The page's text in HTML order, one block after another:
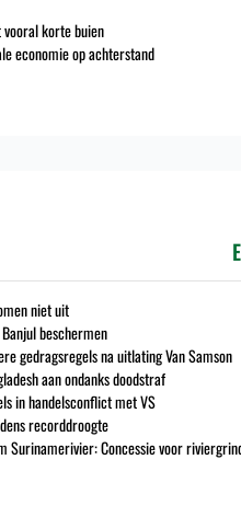
vooral korte buien
economie op achterstand
niet uit
beschermen
gedragsregels na uitlating Van Samson
aan ondanks doodstraf
in handelsconflict met VS
recorddroogte
Surinamerivier: Concessie voor